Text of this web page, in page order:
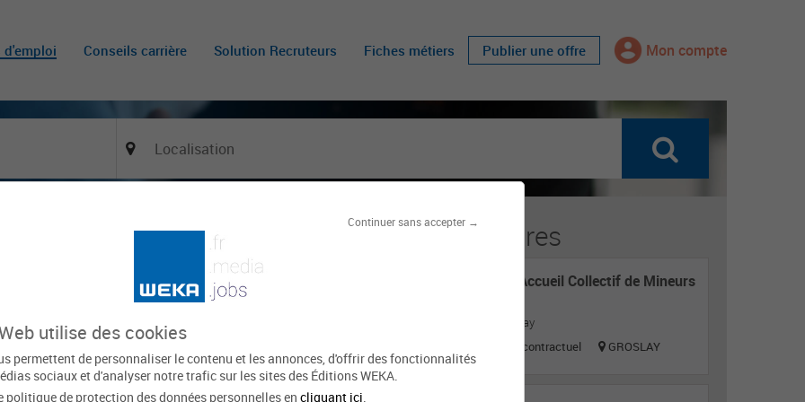
Continuer sans accepter →
utilise des cookies
permettent de personnaliser le contenu et les annonces, d'offrir des fonctionnalités
sociaux et d'analyser notre trafic sur les sites des Éditions WEKA.
politique de protection des données personnelles en cliquant ici
d'emploi Conseils carrière Solution Recruteurs Fiches métiers Publier une offre Mon compte
Le 22 juin 168 vues
Domaine d'activité Métier
Offres similaires
Directeur d'Accueil Collectif de Mineurs
Mairie de Groslay
Titulaire ou contractuel
GROSLAY